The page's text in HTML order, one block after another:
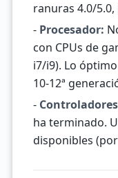
ranuras 4.0/
- Procesador:
con CPUs de
i7/i9). Lo
10-12ª
-
ha terminado.
disponibles